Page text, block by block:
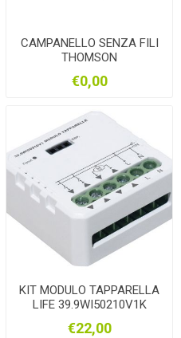
CAMPANELLO SENZA FILI
THOMSON
€0,00
KIT MODULO TAPPARELLA
LIFE 39.9WI50210V1K
€22,00